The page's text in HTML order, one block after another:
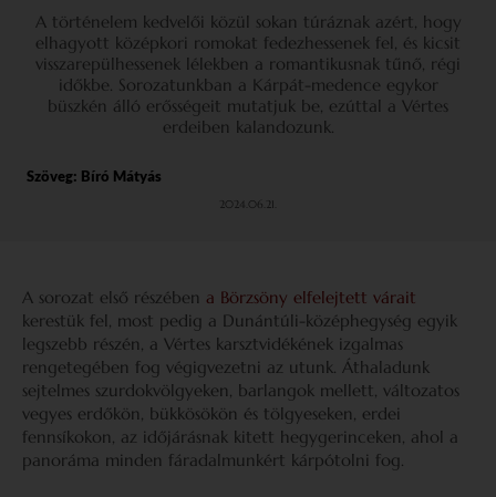
A történelem kedvelői közül sokan túráznak azért, hogy
elhagyott középkori romokat fedezhessenek fel, és kicsit
visszarepülhessenek lélekben a romantikusnak tűnő, régi
időkbe. Sorozatunkban a Kárpát-medence egykor
büszkén álló erősségeit mutatjuk be, ezúttal a Vértes
erdeiben kalandozunk.
Szöveg: Bíró Mátyás
2024.06.21.
A sorozat első részében a Börzsöny elfelejtett várait
kerestük fel, most pedig a Dunántúli-középhegység egyik
legszebb részén, a Vértes karsztvidékének izgalmas
rengetegében fog végigvezetni az utunk. Áthaladunk
sejtelmes szurdokvölgyeken, barlangok mellett, változatos
vegyes erdőkön, bükkösökön és tölgyeseken, erdei
fennsíkokon, az időjárásnak kitett hegygerinceken, ahol a
panoráma minden fáradalmunkért kárpótolni fog.